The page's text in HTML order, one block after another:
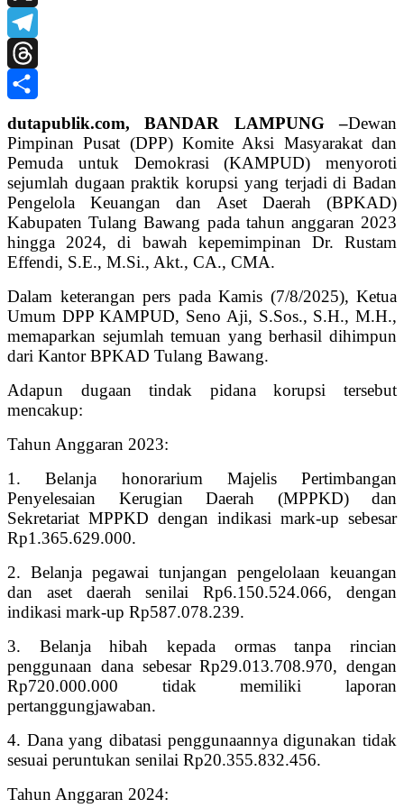
X
Telegram
Threads
Share
dutapublik.com, BANDAR LAMPUNG –Dewan
Pimpinan Pusat (DPP) Komite Aksi Masyarakat dan
Pemuda untuk Demokrasi (KAMPUD) menyoroti
sejumlah dugaan praktik korupsi yang terjadi di Badan
Pengelola Keuangan dan Aset Daerah (BPKAD)
Kabupaten Tulang Bawang pada tahun anggaran 2023
hingga 2024, di bawah kepemimpinan Dr. Rustam
Effendi, S.E., M.Si., Akt., CA., CMA.
Dalam keterangan pers pada Kamis (7/8/2025), Ketua
Umum DPP KAMPUD, Seno Aji, S.Sos., S.H., M.H.,
memaparkan sejumlah temuan yang berhasil dihimpun
dari Kantor BPKAD Tulang Bawang.
Adapun dugaan tindak pidana korupsi tersebut
mencakup:
Tahun Anggaran 2023:
1. Belanja honorarium Majelis Pertimbangan
Penyelesaian Kerugian Daerah (MPPKD) dan
Sekretariat MPPKD dengan indikasi mark-up sebesar
Rp1.365.629.000.
2. Belanja pegawai tunjangan pengelolaan keuangan
dan aset daerah senilai Rp6.150.524.066, dengan
indikasi mark-up Rp587.078.239.
3. Belanja hibah kepada ormas tanpa rincian
penggunaan dana sebesar Rp29.013.708.970, dengan
Rp720.000.000 tidak memiliki laporan
pertanggungjawaban.
4. Dana yang dibatasi penggunaannya digunakan tidak
sesuai peruntukan senilai Rp20.355.832.456.
Tahun Anggaran 2024: